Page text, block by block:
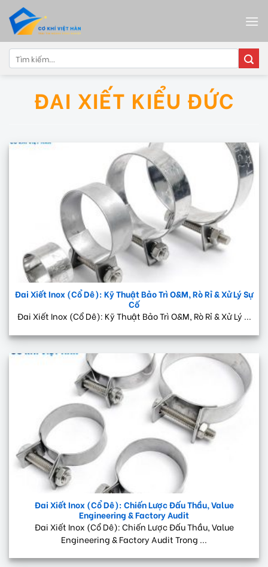
content
Tìm
kiếm:
ĐAI XIẾT KIỂU ĐỨC
Đai Xiết Inox (Cổ Dê): Kỹ Thuật Bảo Trì O&M, Rò Rỉ & Xử Lý Sự
Cố
Đai Xiết Inox (Cổ Dê): Kỹ Thuật Bảo Trì O&M, Rò Rỉ & Xử Lý ...
Đai Xiết Inox (Cổ Dê): Chiến Lược Đấu Thầu, Value
Engineering & Factory Audit
Đai Xiết Inox (Cổ Dê): Chiến Lược Đấu Thầu, Value
Engineering & Factory Audit Trong ...